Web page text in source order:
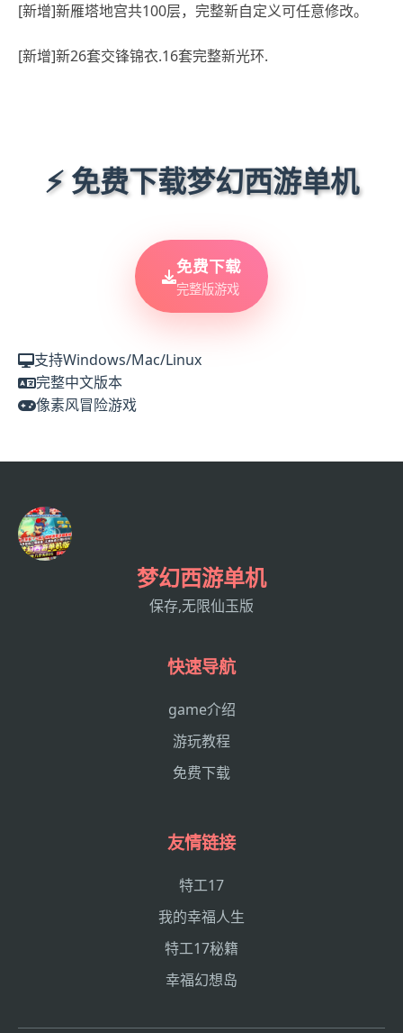
[新增]新雁塔地宫共100层，完整新自定义可任意修改。
[新增]新26套交锋锦衣.16套完整新光环.
⚡ 免费下载梦幻西游单机
免费下载
完整版游戏
支持Windows/Mac/Linux
完整中文版本
像素风冒险游戏
梦幻西游单机
保存,无限仙玉版
快速导航
game介绍
游玩教程
免费下载
友情链接
特工17
我的幸福人生
特工17秘籍
幸福幻想岛